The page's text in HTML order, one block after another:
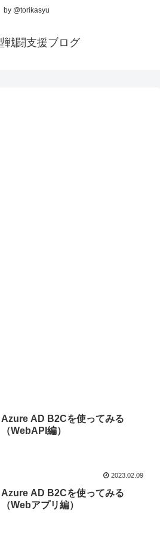
by @torikasyu
戦闘支援ブログ
Azure AD B2Cを使ってみる
（WebAPI編）
2023.02.09
Azure AD B2Cを使ってみる
（Webアプリ編）